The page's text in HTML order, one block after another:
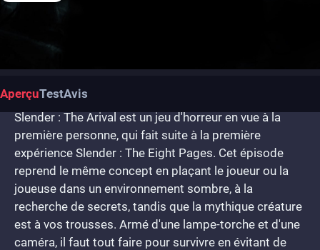
AperçuTestAvis
Slender : The Arival est un jeu d'horreur en vue à la
première personne, qui fait suite à la première
expérience Slender : The Eight Pages. Cet épisode
reprend le même concept en plaçant le joueur ou la
joueuse dans un environnement sombre, à la
recherche de secrets, tandis que la mythique créature
est à vos trousses. Armé d'une lampe-torche et d'une
caméra, il faut tout faire pour survivre en évitant de